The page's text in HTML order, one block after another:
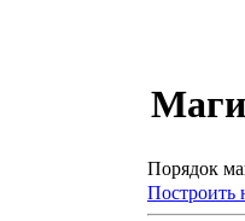
Порядок
Построить